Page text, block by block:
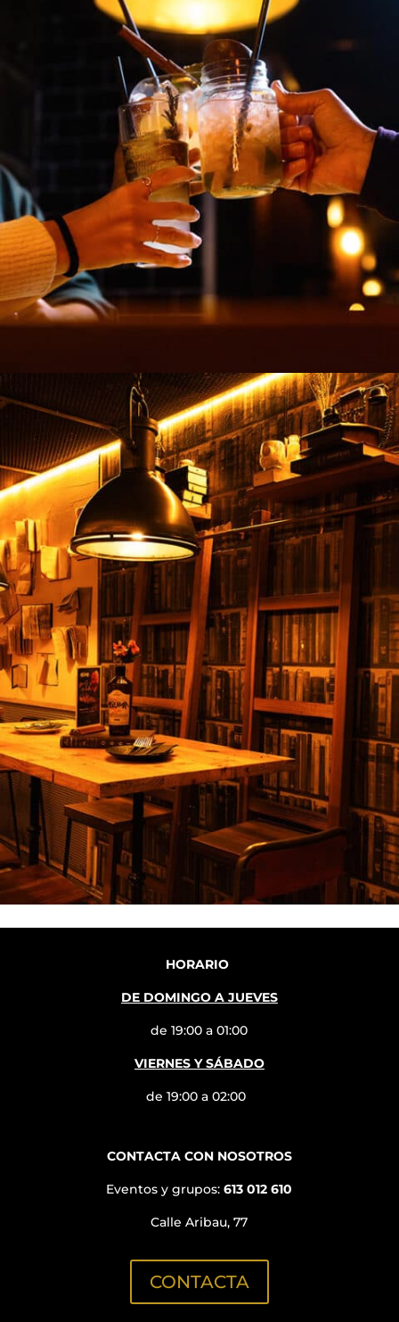
HORARIO
DE DOMINGO A JUEVES
de 19:00 a 01:00
VIERNES Y SÁBADO
de 19:00 a 02:00
CONTACTA CON NOSOTROS
Eventos y grupos: 613 012 610
Calle Aribau, 77
CONTACTA